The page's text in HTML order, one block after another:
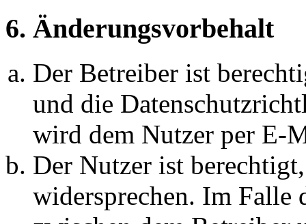
6. Änderungsvorbehalt
Der Betreiber ist
und die
wird dem Nutzer per E-
Der Nutzer ist
widersprechen. Im Falle